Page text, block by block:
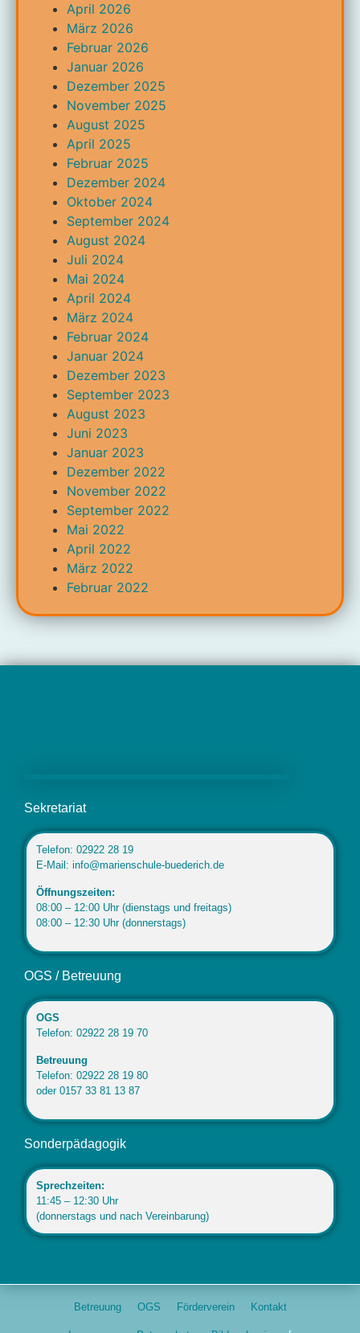
April 2026
März 2026
Februar 2026
Januar 2026
Dezember 2025
November 2025
August 2025
April 2025
Februar 2025
Dezember 2024
Oktober 2024
September 2024
August 2024
Juli 2024
Mai 2024
April 2024
März 2024
Februar 2024
Januar 2024
Dezember 2023
September 2023
August 2023
Juni 2023
Januar 2023
Dezember 2022
November 2022
September 2022
Mai 2022
April 2022
März 2022
Februar 2022
Sekretariat
Telefon: 02922 28 19
E-Mail: info@marienschule-buederich.de
Öffnungszeiten:
08:00 – 12:00 Uhr (dienstags und freitags)
08:00 – 12:30 Uhr (donnerstags)
OGS / Betreuung
OGS
Telefon: 02922 28 19 70
Betreuung
Telefon: 02922 28 19 80
oder 0157 33 81 13 87
Sonderpädagogik
Sprechzeiten:
11:45 – 12:30 Uhr
(donnerstags und nach Vereinbarung)
Betreuung OGS Förderverein Kontakt